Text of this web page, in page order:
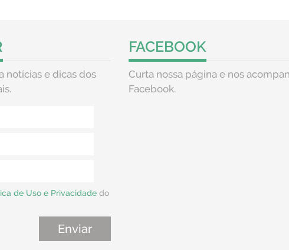
notícias e dicas dos
de Uso e Privacidade do
FACEBOOK
Curta nossa página e nos
Facebook.